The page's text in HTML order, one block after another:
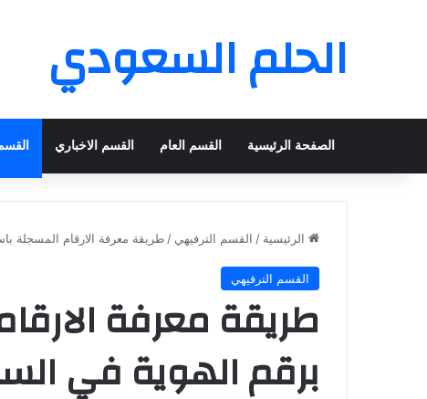
الحلم السعودي
الصفحة الرئيسية القسم العام القسم الاخباري
الرئيسية / القسم الترفيهي / طريقة معرفة الارقام المسجلة
القسم الترفيهي
طريقة معرفة
برقم الهوية في